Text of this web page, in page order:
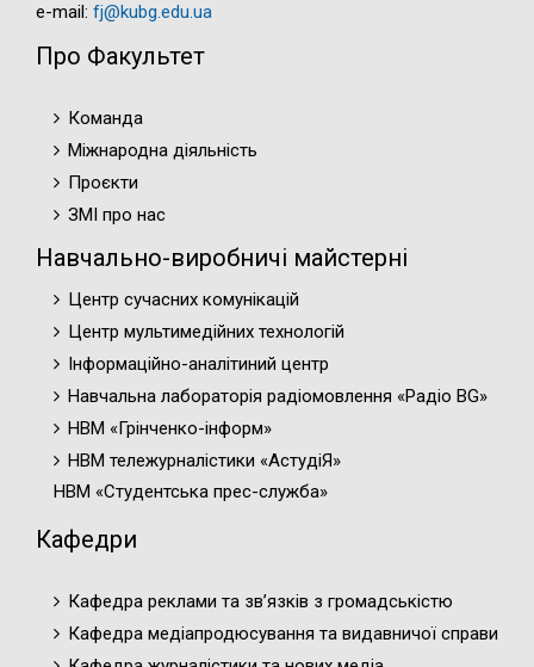
e-mail: fj@kubg.edu.ua
Про Факультет
Команда
Міжнародна діяльність
Проєкти
ЗМІ про нас
Навчально-виробничі майстерні
Центр сучасних комунікацій
Центр мультимедійних технологій
Інформаційно-аналітиний центр
Навчальна лабораторія радіомовлення «Радіо BG»
НВМ «Грінченко-інформ»
НВМ тележурналістики «АстудіЯ»
НВМ «Студентська прес-служба»
Кафедри
Кафедра реклами та зв’язків з громадськістю
Кафедра медіапродюсування та видавничої справи